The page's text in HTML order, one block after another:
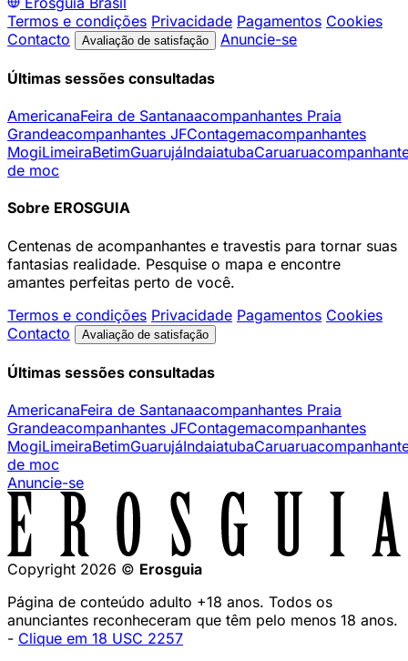
Termos e condições Privacidade Pagamentos Cookies
Contacto
Avaliação de satisfação Anuncie-se
Últimas sessões consultadas
AmericanaFeira de Santanaacompanhantes Praia
Grandeacompanhantes JFContagemacompanhantes
MogiLimeiraBetimGuarujáIndaiatubaCaruaru
de moc
Sobre EROSGUIA
Centenas de acompanhantes e travestis para tornar suas
fantasias realidade. Pesquise o mapa e encontre
amantes perfeitas perto de você.
Termos e condições Privacidade Pagamentos Cookies
Contacto
Avaliação de satisfação
Últimas sessões consultadas
AmericanaFeira de Santanaacompanhantes Praia
Grandeacompanhantes JFContagemacompanhantes
MogiLimeiraBetimGuarujáIndaiatubaCaruaru
de moc
Anuncie-se
Copyright 2026 © Erosguia
Página de conteúdo adulto +18 anos. Todos os
anunciantes reconheceram que têm pelo menos 18 anos.
- Clique em 18 USC 2257